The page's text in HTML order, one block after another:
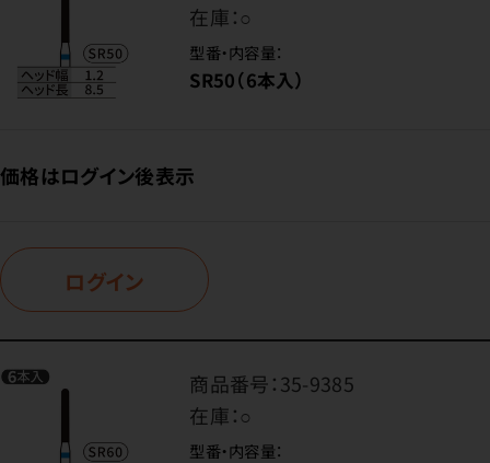
在庫：○
型番・内容量：
SR50（6本入）
価格はログイン後表示
ログイン
商品番号：35-9385
在庫：○
型番・内容量：